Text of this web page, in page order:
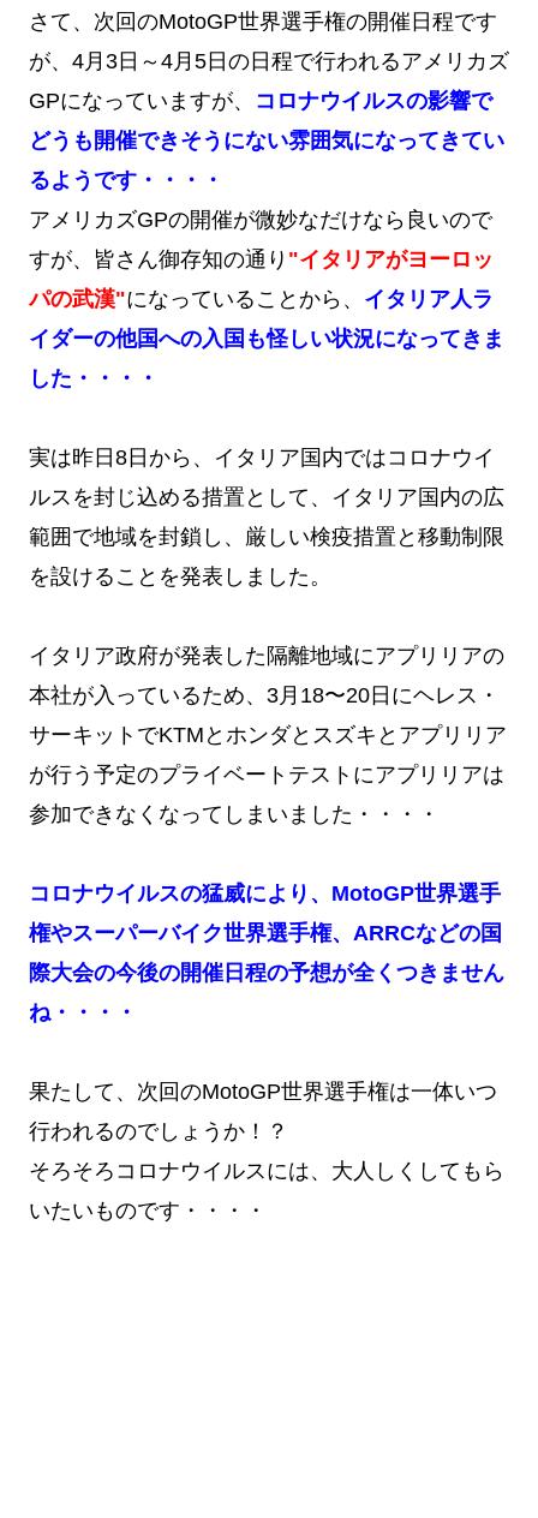
さて、次回のMotoGP世界選手権の開催日程です
が、4月3日～4月5日の日程で行われるアメリカズ
GPになっていますが、 コロナウイルスの影響で
どうも開催できそうにない雰囲気になってきてい
るようです・・・・
アメリカズGPの開催が微妙なだけなら良いので
すが、皆さん御存知の通り "イタリアがヨーロッ
パの武漢"になっていることから、 イタリア人ラ
イダーの他国への入国も怪しい状況になってきま
した・・・・
実は昨日8日から、イタリア国内ではコロナウイ
ルスを封じ込める措置として、イタリア国内の広
範囲で地域を封鎖し、厳しい検疫措置と移動制限
を設けることを発表しました。
イタリア政府が発表した隔離地域にアプリリアの
本社が入っているため、3月18〜20日にヘレス・
サーキットでKTMとホンダとスズキとアプリリア
が行う予定のプライベートテストにアプリリアは
参加できなくなってしまいました・・・・
コロナウイルスの猛威により、MotoGP世界選手
権やスーパーバイク世界選手権、ARRCなどの国
際大会の今後の開催日程の予想が全くつきません
ね・・・・
果たして、次回のMotoGP世界選手権は一体いつ
行われるのでしょうか！？
そろそろコロナウイルスには、大人しくしてもら
いたいものです・・・・